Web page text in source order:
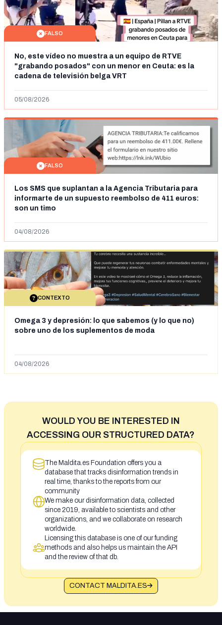
FALSO
No, este vídeo no muestra a un equipo de RTVE
"grabando posados" con un menor en Ceuta: es la
cadena de televisión belga VRT
05/08/2026
FALSO
Los SMS que suplantan a la Agencia Tributaria para
informarte de un supuesto reembolso de 411 euros:
son un timo
04/08/2026
CONTEXTO
Omega 3 y depresión: lo que sabemos (y lo que no)
sobre uno de los suplementos de moda
04/08/2026
WOULD YOU BE INTERESTED IN
ACCESSING OUR STRUCTURED DATA?
The Maldita.es Foundation offers you a
database that tracks disinformation trends in
real time, thanks to the reports from our
community
We make our disinformation data, collected
since 2019, available to scientists and other
organizations, and we collaborate on research
worldwide.
Licensing this database is one of our funding
methods and also helps us maintain the API
and the review of that db.
CONTACT MALDITA.ES